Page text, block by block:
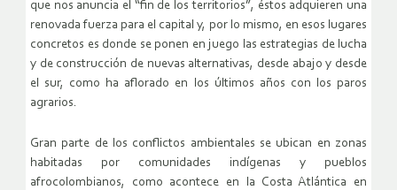
que nos anuncia el “fin de los territorios”, éstos adquieren una
renovada fuerza para el capital y, por lo mismo, en esos lugares
concretos es donde se ponen en juego las estrategias de lucha
y de construcción de nuevas alternativas, desde abajo y desde
el sur, como ha aflorado en los últimos años con los paros
agrarios.
Gran parte de los conflictos ambientales se ubican en zonas
habitadas por comunidades indígenas y pueblos
afrocolombianos, como acontece en la Costa Atlántica en